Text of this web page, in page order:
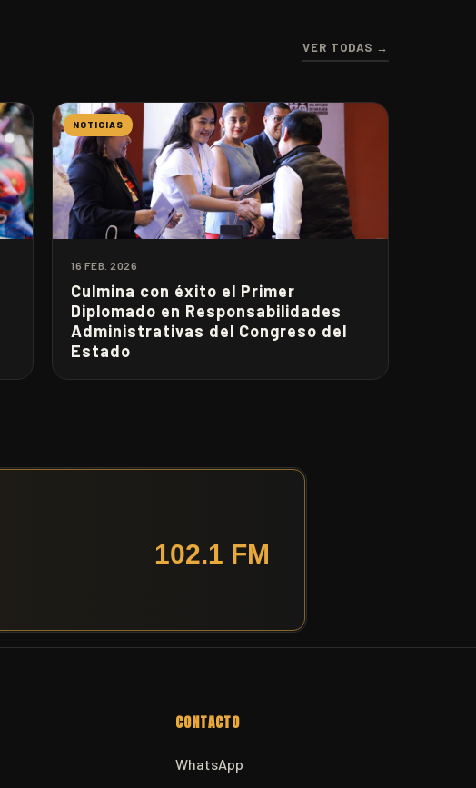
VER TODAS →
NOTICIAS
16 FEB. 2026
Culmina con éxito el Primer
Diplomado en Responsabilidades
Administrativas del Congreso del
Estado
CONTACTO
WhatsApp